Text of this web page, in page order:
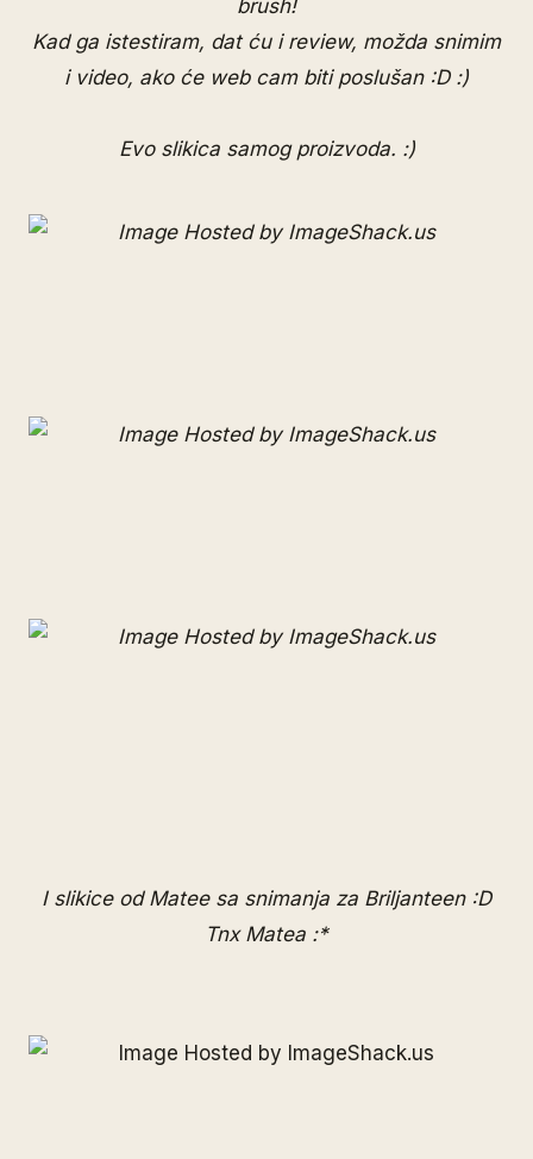
brush!
Kad ga istestiram, dat ću i review, možda snimim
i video, ako će web cam biti poslušan :D :)
Evo slikica samog proizvoda. :)
I slikice od Matee sa snimanja za Briljanteen :D
Tnx Matea :*